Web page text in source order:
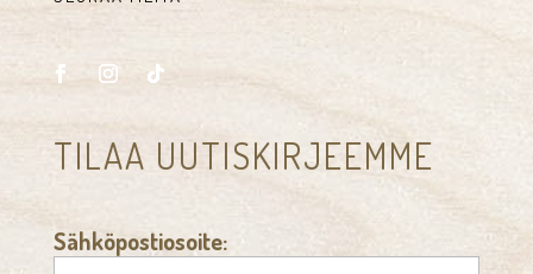
TILAA UUTISKIRJEEMME
Sähköpostiosoite: